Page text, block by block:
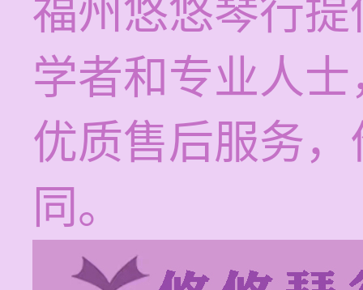
福州悠悠琴行
学者和专业人
优质售后服务
同。